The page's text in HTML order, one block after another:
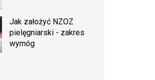
Jak założyć NZOZ
pielęgniarski - zakres
wymóg